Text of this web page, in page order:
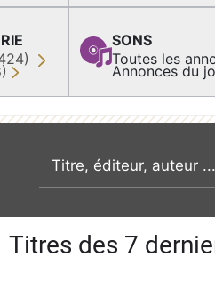
SONS
Toutes les
Annonces du
recherche par mot clé
Titres des 7